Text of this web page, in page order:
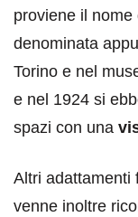
proviene il nome
denominata
Torino e nel
e nel 1924 si
spazi con una
Altri adattamenti
venne inoltre